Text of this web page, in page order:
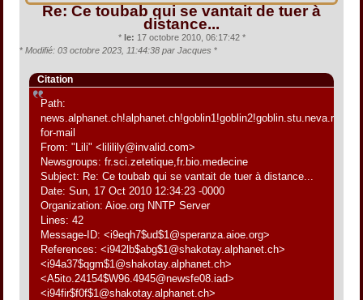
Re: Ce toubab qui se vantait de tuer à
distance...
* le: 17 octobre 2010, 06:17:42 *
* Modifié: 03 octobre 2023, 11:44:38 par Jacques *
Citation
Path:
for-mail
From: "Lili" <lililily@invalid.com>
Newsgroups: fr.sci.zetetique,fr.bio.medecine
Subject: Re: Ce toubab qui se vantait de tuer à distance...
Date: Sun, 17 Oct 2010 12:34:23 -0000
Organization: Aioe.org NNTP Server
Lines: 42
Message-ID: <i9eqh7$ud$1@speranza.aioe.org>
References: <i942lb$abg$1@shakotay.alphanet.ch>
<i94a37$qgm$1@shakotay.alphanet.ch>
<A5ito.24154$W96.4945@newsfe08.iad>
<i94fir$f0f$1@shakotay.alphanet.ch>